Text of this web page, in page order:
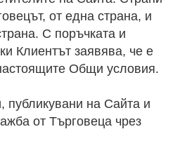
от една страна, и
С поръчката и
Клиентът заявява, че е
Общи условия.
публикувани на Сайта и
от Търговеца чрез